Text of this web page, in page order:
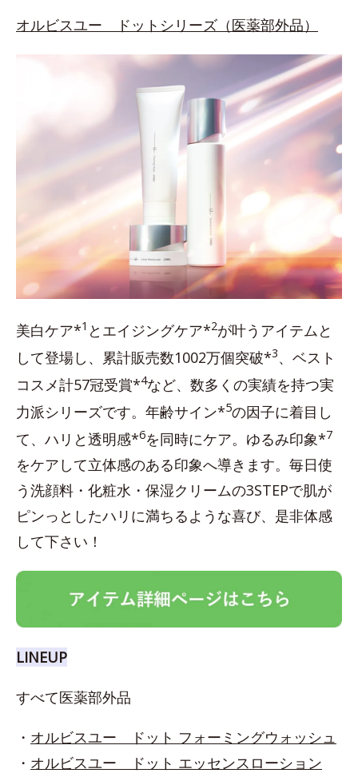
オルビスユー ドットシリーズ（医薬部外品）
美白ケア*1 とエイジングケア*2が叶うアイテムと
して登場し、累計販売数1002万個突破*3、ベスト
コスメ計57冠受賞*4など、数多くの実績を持つ実
力派シリーズです。年齢サイン*5の因子に着目し
て、ハリと透明感*6を同時にケア。ゆるみ印象*7
をケアして立体感のある印象へ導きます。毎日使
う洗顔料・化粧水・保湿クリームの3STEPで肌が
ピンっとしたハリに満ちるような喜び、是非体感
して下さい！
LINEUP
すべて医薬部外品
・ オルビスユー ドット フォーミングウォッシュ
・ オルビスユー ドット エッセンスローション